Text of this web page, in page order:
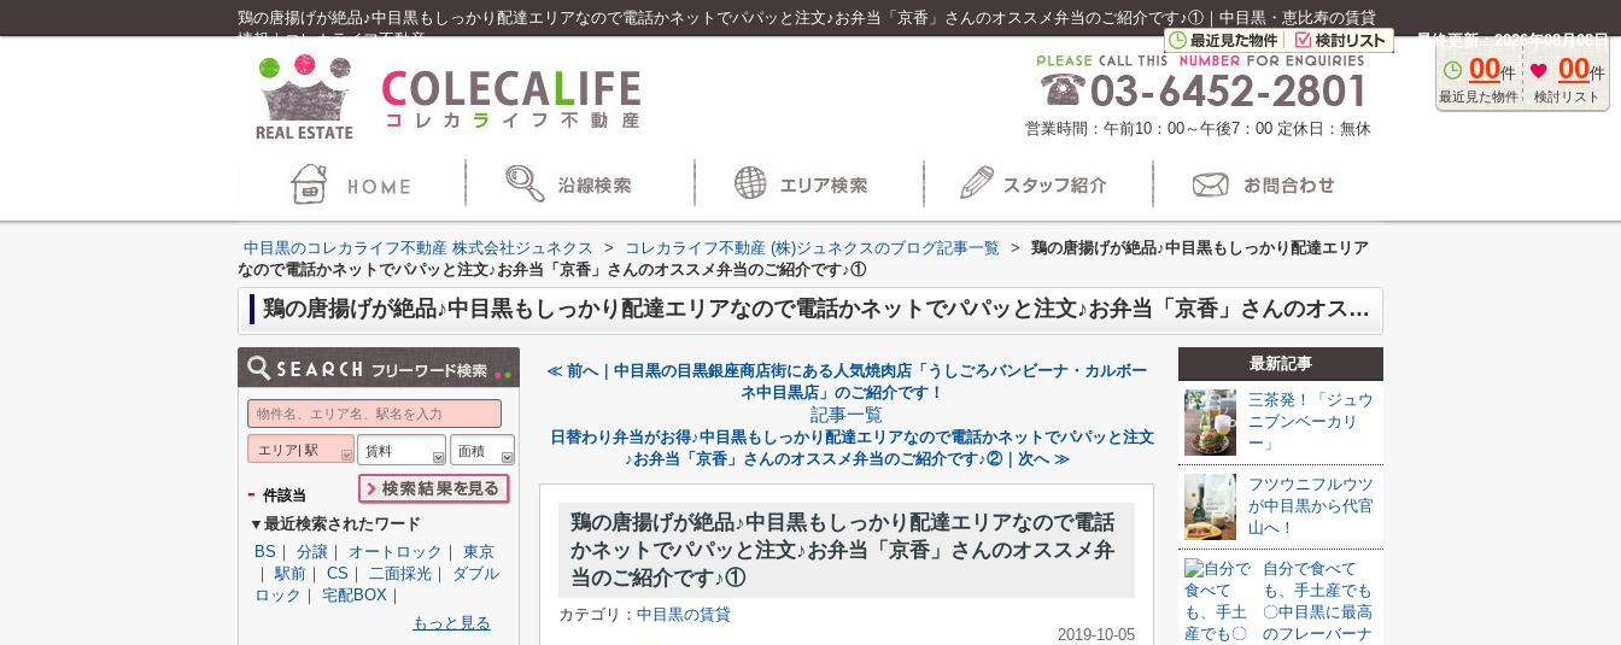
鶏の唐揚げが絶品♪中目黒もしっかり配達エリアなので電話かネットでパパッと注文♪お弁当「京香」さんのオススメ弁当のご紹介です♪①｜中目黒・恵比寿の賃貸
情報｜コレカライフ不動産
最終更新：2026年08月08日
00件
最近見た物件
00件
検討リスト
営業時間：午前10：00～午後7：00 定休日：無休
中目黒のコレカライフ不動産 株式会社ジュネクス > コレカライフ不動産 (株)ジュネクスのブログ記事一覧 >
鶏の唐揚げが絶品♪中目黒もしっかり配達エリア
なので電話かネットでパパッと注文♪お弁当「京香」さんのオススメ弁当のご紹介です♪①
鶏の唐揚げが絶品♪中目黒もしっかり配達エリアなので電話かネットでパパッと注文♪お弁当「京香」さんのオススメ弁当のご紹介です♪①
≪ 前へ｜中目黒の目黒銀座商店街にある人気焼肉店「うしごろバンビーナ・カルボー
ネ中目黒店」のご紹介です！
記事一覧
日替わり弁当がお得♪中目黒もしっかり配達エリアなので電話かネットでパパッと注文
♪お弁当「京香」さんのオススメ弁当のご紹介です♪②｜次へ ≫
鶏の唐揚げが絶品♪中目黒もしっかり配達エリアなので電話
かネットでパパッと注文♪お弁当「京香」さんのオススメ弁
当のご紹介です♪①
カテゴリ： 中目黒の賃貸
2019-10-05
最新記事
三茶発！「ジュウ
ニブンベーカリ
ー」
フツウニフルウツ
が中目黒から代官
山へ！
自分で食べて
も、手土産でも
〇中目黒に最高
のフレーバーナ
エリア| 駅 賃料 面積
- 件該当
▼最近検索されたワード
BS ｜ 分譲 ｜ オートロック ｜ 東京
｜駅前 ｜ CS ｜ 二面採光 ｜ ダブル
ロック ｜ 宅配BOX ｜
もっと見る